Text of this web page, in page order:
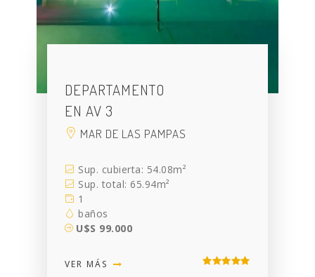
DEPARTAMENTO
EN AV 3
MAR DE LAS PAMPAS
Sup. cubierta: 54.08m²
Sup. total: 65.94m²
1
baños
U$S 99.000
VER MÁS